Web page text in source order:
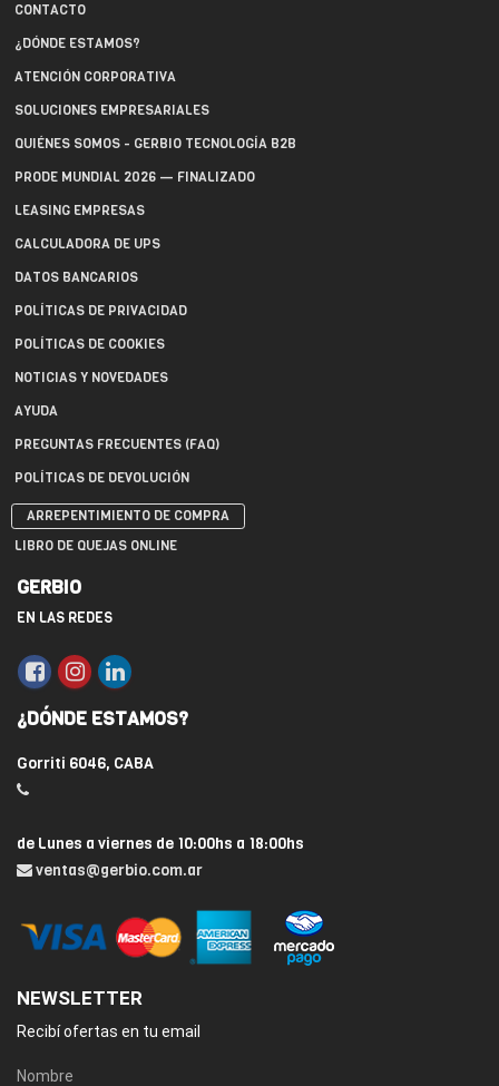
CONTACTO
¿DÓNDE ESTAMOS?
ATENCIÓN CORPORATIVA
SOLUCIONES EMPRESARIALES
QUIÉNES SOMOS - GERBIO TECNOLOGÍA B2B
PRODE MUNDIAL 2026 — FINALIZADO
LEASING EMPRESAS
CALCULADORA DE UPS
DATOS BANCARIOS
POLÍTICAS DE PRIVACIDAD
POLÍTICAS DE COOKIES
NOTICIAS Y NOVEDADES
AYUDA
PREGUNTAS FRECUENTES (FAQ)
POLÍTICAS DE DEVOLUCIÓN
ARREPENTIMIENTO DE COMPRA
LIBRO DE QUEJAS ONLINE
GERBIO
EN LAS REDES
¿DÓNDE ESTAMOS?
Gorriti 6046, CABA
de Lunes a viernes de 10:00hs a 18:00hs
ventas@gerbio.com.ar
NEWSLETTER
Recibí ofertas en tu email